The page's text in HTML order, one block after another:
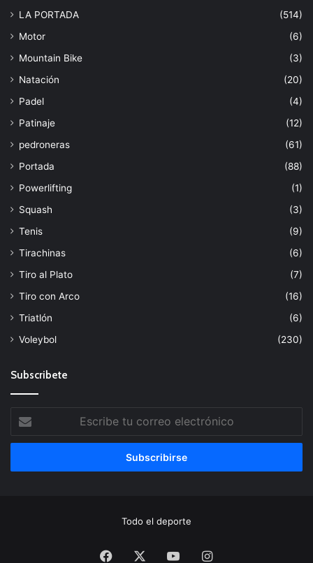
LA PORTADA
(514)
Motor
(6)
Mountain Bike
(3)
Natación
(20)
Padel
(4)
Patinaje
(12)
pedroneras
(61)
Portada
(88)
Powerlifting
(1)
Squash
(3)
Tenis
(9)
Tirachinas
(6)
Tiro al Plato
(7)
Tiro con Arco
(16)
Triatlón
(6)
Voleybol
(230)
Subscribete
tu
correo
Todo el deporte
Facebook YouTubeInstagram